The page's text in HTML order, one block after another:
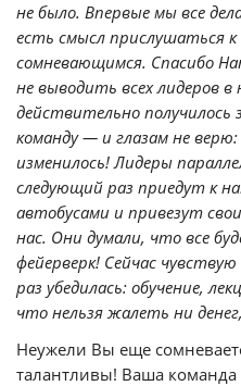
не было. Впервые мы все
есть смысл прислушаться
сомневающимся. Спасибо
не выводить всех лидеров
действительно
команду — и глазам не
изменилось! Лидеры
следующий раз приедут к
автобусами и привезут
нас. Они думали, что все
фейерверк! Сейчас
раз убедилась: обучение,
что нельзя жалеть ни
Неужели Вы еще
талантливы! Ваша